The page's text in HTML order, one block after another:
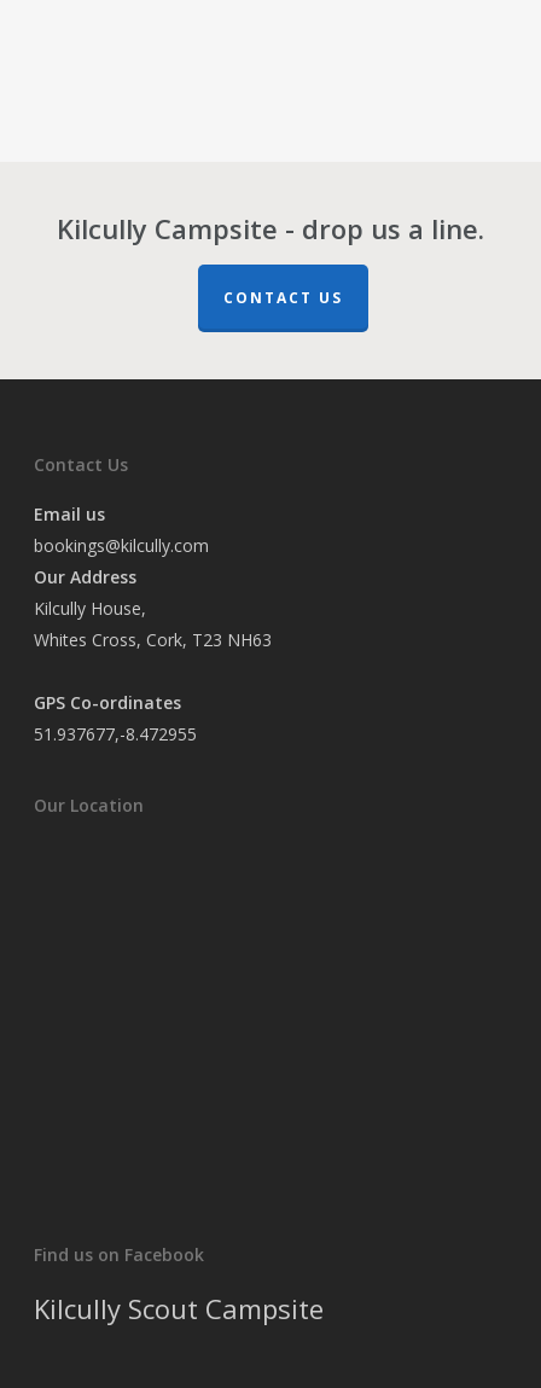
Kilcully Campsite - drop us a line.
CONTACT US
Contact Us
Email us
bookings@kilcully.com
Our Address
Kilcully House,
Whites Cross, Cork, T23 NH63
GPS Co-ordinates
51.937677,-8.472955
Our Location
Find us on Facebook
Kilcully Scout Campsite